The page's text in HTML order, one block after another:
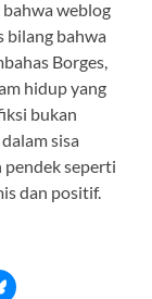
weblog
bilang bahwa
Borges,
hidup yang
bukan
sisa
pendek seperti
dan positif.